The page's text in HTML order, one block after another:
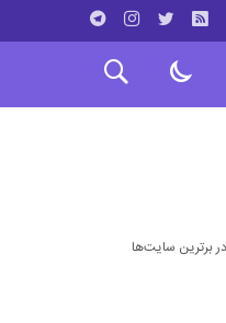
در برترین سایت‌ها